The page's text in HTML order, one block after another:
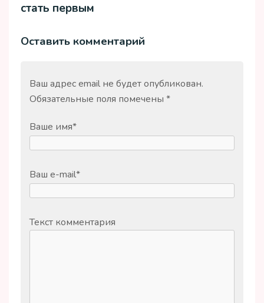
стать первым
Оставить комментарий
Ваш адрес email не будет опубликован.
Обязательные поля помечены *
Ваше имя*
Ваш e-mail*
Текст комментария